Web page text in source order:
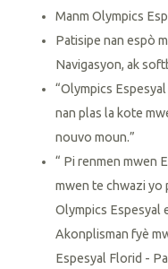
Manm Olympics
Patisipe nan espò
Navigasyon, ak
“Olympics
nan plas la kote
nouvo moun.”
“ Pi renmen mwen
mwen te chwazi yo
Olympics Espesyal
Akonplisman fyè
Espesyal Florid -